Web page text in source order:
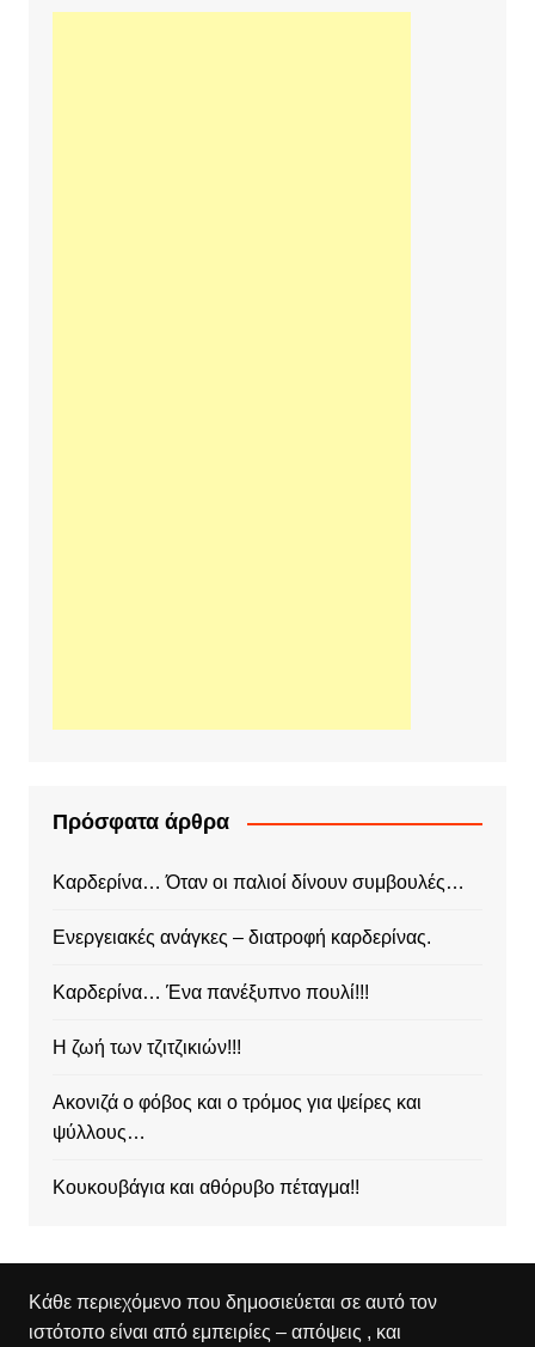
Πρόσφατα άρθρα
Καρδερίνα… Όταν οι παλιοί δίνουν συμβουλές…
Ενεργειακές ανάγκες – διατροφή καρδερίνας.
Καρδερίνα… Ένα πανέξυπνο πουλί!!!
Η ζωή των τζιτζικιών!!!
Ακονιζά ο φόβος και ο τρόμος για ψείρες και
ψύλλους…
Κουκουβάγια και αθόρυβο πέταγμα!!
Κάθε περιεχόμενο που δημοσιεύεται σε αυτό τον
ιστότοπο είναι από εμπειρίες – απόψεις , και